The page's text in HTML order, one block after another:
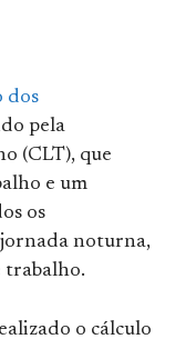
dos
pela
(CLT), que
e um
os
noturna,
trabalho.
o cálculo